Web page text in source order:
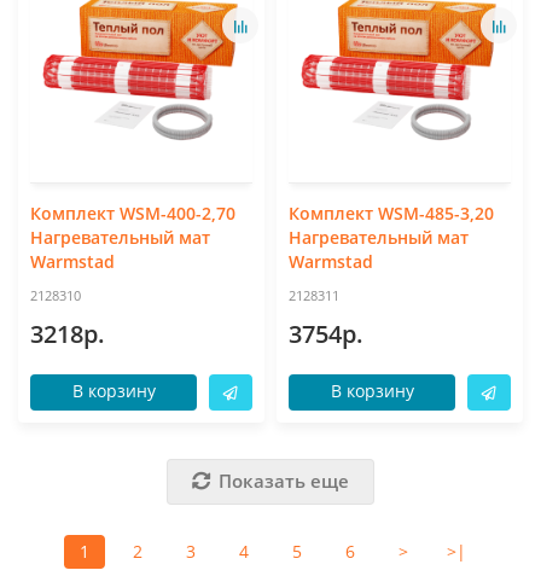
Комплект WSM-400-2,70
Нагревательный мат
Warmstad
2128310
3218р.
В корзину
Комплект WSM-485-3,20
Нагревательный мат
Warmstad
2128311
3754р.
В корзину
Показать еще
1 2 3 4 5 6 > >|